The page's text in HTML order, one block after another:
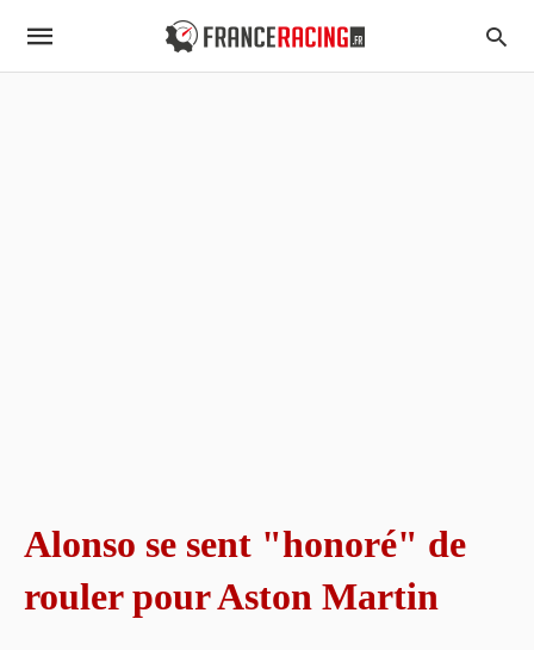
Alonso se sent "honoré" de
rouler pour Aston Martin